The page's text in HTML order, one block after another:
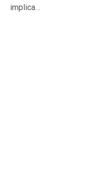
implica…